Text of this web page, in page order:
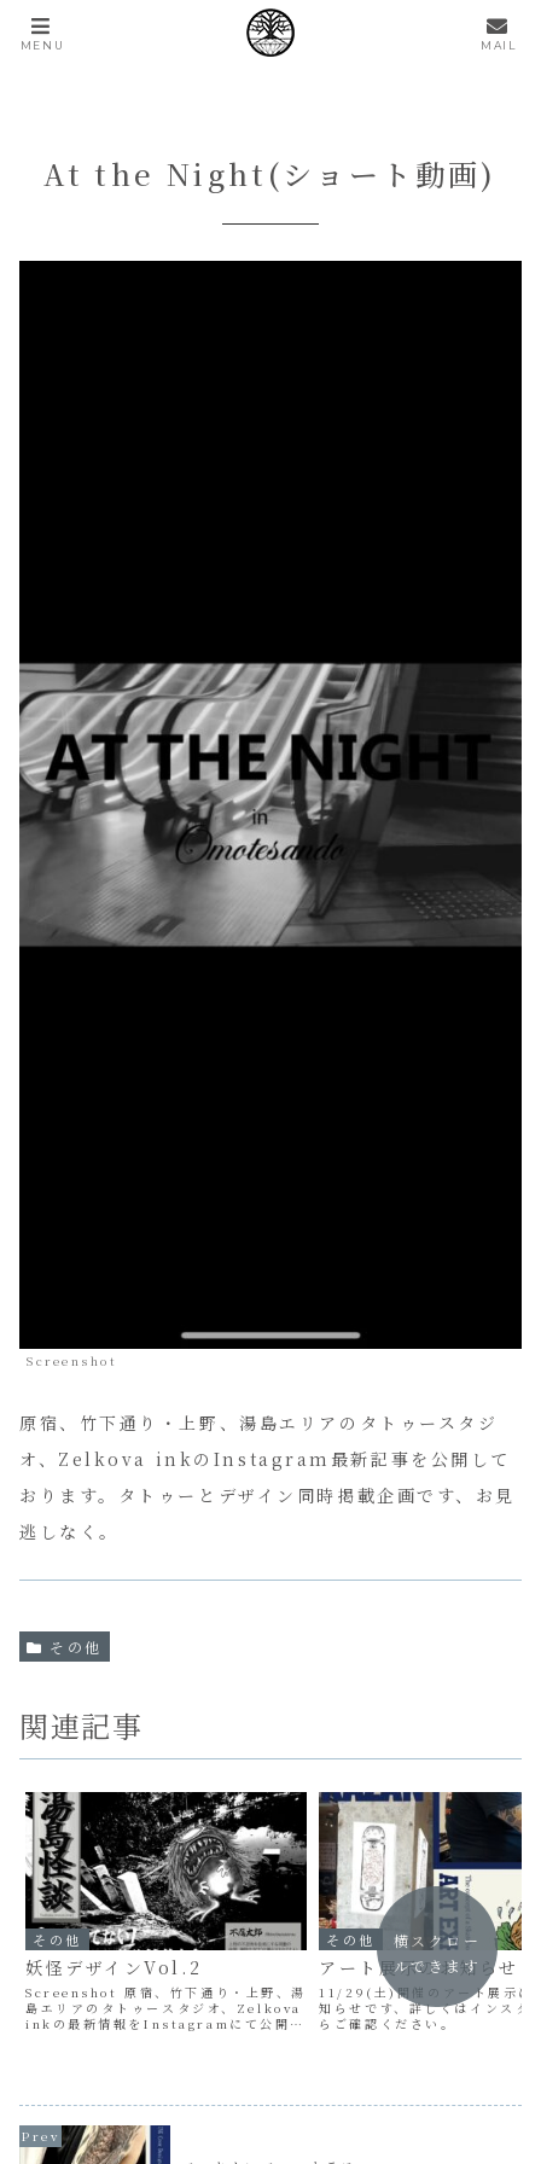
Home
At the Night(ショート動画)
Screenshot
原宿、竹下通り・上野、湯島エリアのタトゥースタジ
オ、Zelkova inkのInstagram最新記事を公開して
おります。タトゥーとデザイン同時掲載企画です、お見
逃しなく。
その他
関連記事
その他
妖怪デザインVol.2
Screenshot 原宿、竹下通り・上野、湯
島エリアのタトゥースタジオ、Zelkova
inkの最新情報をInstagramにて公開し
その他
アート展示のお知らせ
11/29(土)開催のアート展示に
知らせです、詳しくはインスタ
らご確認ください。
横スクロー
ルできます
MENU MAIL